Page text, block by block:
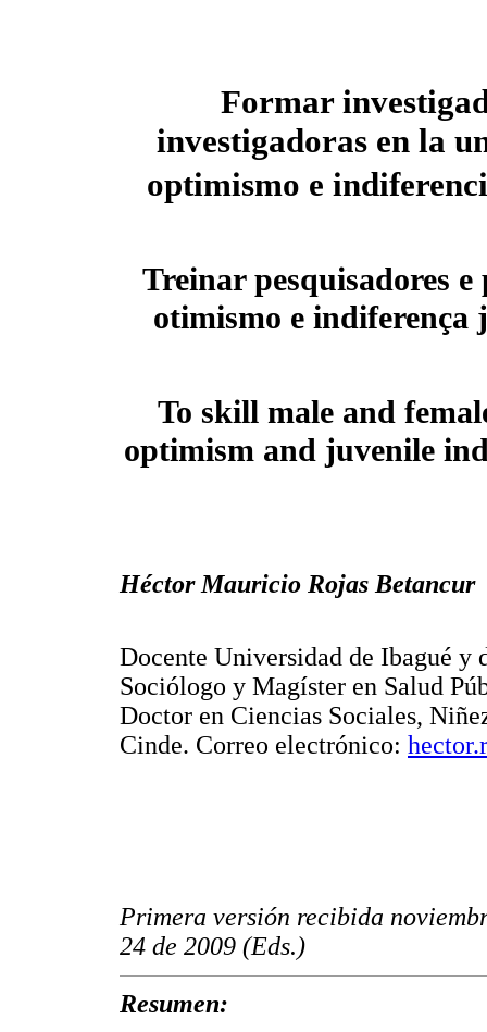
Formar
investigadoras en la
optimismo e
Treinar pesquisadores
otimismo e indiferença
To skill male and
optimism and juvenile
Héctor Mauricio Rojas Betancur
Docente Universidad de Ibagué y
Sociólogo y Magíster en Salud
Doctor en Ciencias Sociales,
Cinde. Correo electrónico:
Primera versión recibida
24 de 2009 (Eds.)
Resumen: